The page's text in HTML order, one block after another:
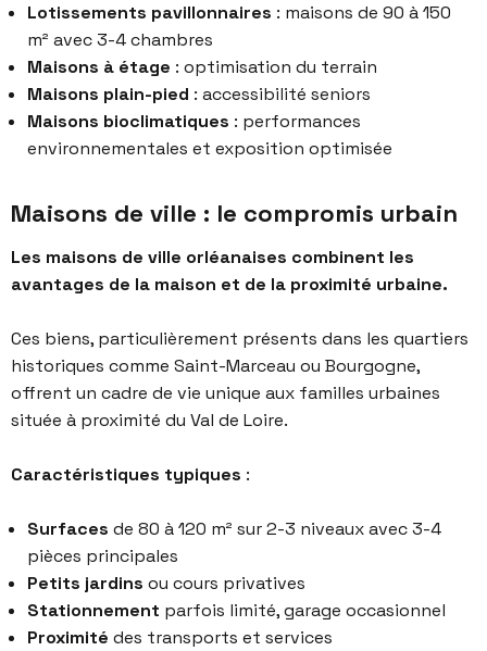
Lotissements pavillonnaires : maisons de 90 à 150
m² avec 3-4 chambres
Maisons à étage : optimisation du terrain
Maisons plain-pied : accessibilité seniors
Maisons bioclimatiques : performances
environnementales et exposition optimisée
Maisons de ville : le compromis urbain
Les maisons de ville orléanaises combinent les
avantages de la maison et de la proximité urbaine.
Ces biens, particulièrement présents dans les quartiers
historiques comme Saint-Marceau ou Bourgogne,
offrent un cadre de vie unique aux familles urbaines
située à proximité du Val de Loire.
Caractéristiques typiques :
Surfaces de 80 à 120 m² sur 2-3 niveaux avec 3-4
pièces principales
Petits jardins ou cours privatives
Stationnement parfois limité, garage occasionnel
Proximité des transports et services